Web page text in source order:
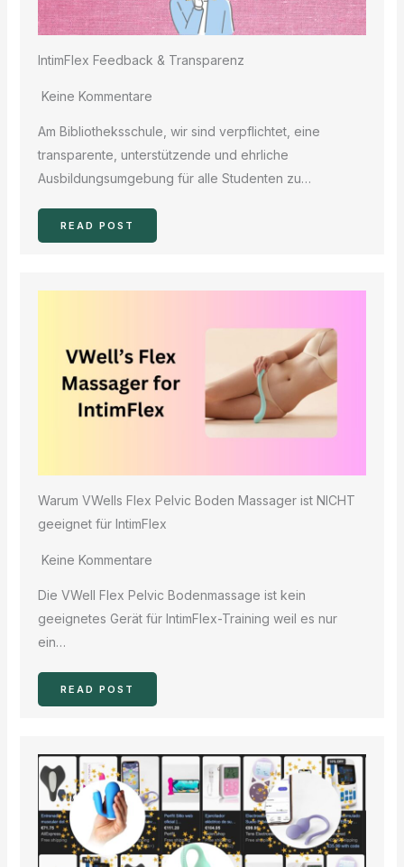
IntimFlex Feedback & Transparenz
Keine Kommentare
Am Bibliotheksschule, wir sind verpflichtet, eine
transparente, unterstützende und ehrliche
Ausbildungsumgebung für alle Studenten zu…
READ POST
Warum VWells Flex Pelvic Boden Massager ist NICHT
geeignet für IntimFlex
Keine Kommentare
Die VWell Flex Pelvic Bodenmassage ist kein
geeignetes Gerät für IntimFlex-Training weil es nur
ein…
READ POST